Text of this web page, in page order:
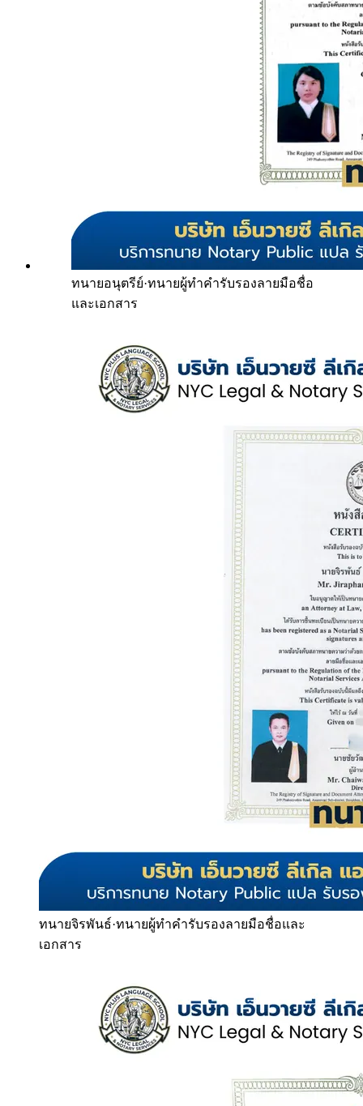
ทนายอนุตรีย์·ทนายผู้ทำคำรับรองลายมือชื่อ
และเอกสาร
ทนายจิรพันธ์·ทนายผู้ทำคำรับรองลายมือชื่อและ
เอกสาร